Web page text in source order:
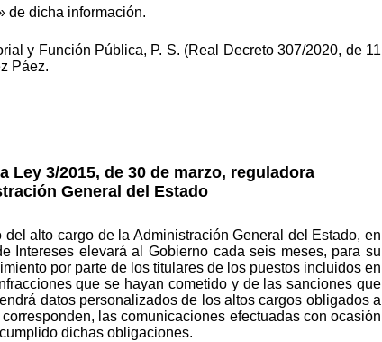
de dicha información.
y Función Pública, P. S. (Real Decreto 307/2020, de 11
Páez.
3/2015, de 30 de marzo, reguladora
General del Estado
alto cargo de la Administración General del Estado, en
Intereses elevará al Gobierno cada seis meses, para su
por parte de los titulares de los puestos incluidos en
que se hayan cometido y de las sanciones que
datos personalizados de los altos cargos obligados a
las comunicaciones efectuadas con ocasión
dichas obligaciones.